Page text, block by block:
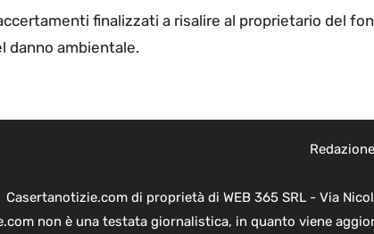
finalizzati a risalire al proprietario del
danno ambientale.
Redazione
Casertanotizie.com di proprietà di WEB 365 SRL - Via
non è una testata giornalistica, in quanto viene